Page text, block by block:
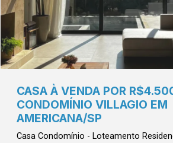
CASA À VENDA POR
CONDOMÍNIO VILLAGIO EM
AMERICANA/SP
Casa Condomínio - Loteamento